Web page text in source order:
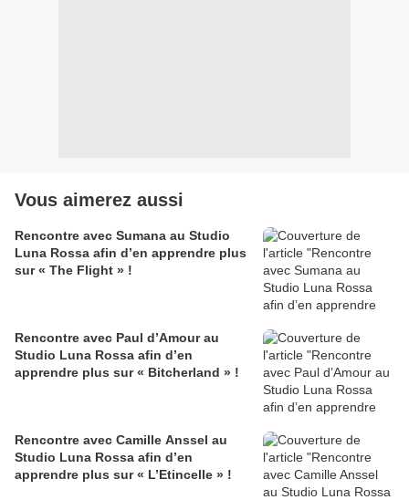
Vous aimerez aussi
Rencontre avec Sumana au Studio
Luna Rossa afin d’en apprendre plus
sur « The Flight » !
Rencontre avec Paul d’Amour au
Studio Luna Rossa afin d’en
apprendre plus sur « Bitcherland » !
Rencontre avec Camille Anssel au
Studio Luna Rossa afin d’en
apprendre plus sur « L’Etincelle » !